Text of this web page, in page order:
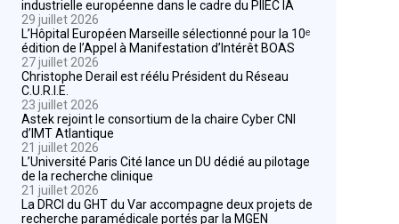
industrielle européenne dans le cadre du PIIEC IA
29 juillet 2026
L’Hôpital Européen Marseille sélectionné pour la 10ᵉ
édition de l’Appel à Manifestation d’Intérêt BOAS
27 juillet 2026
Christophe Derail est réélu Président du Réseau
C.U.R.I.E.
23 juillet 2026
Astek rejoint le consortium de la chaire Cyber CNI
d’IMT Atlantique
21 juillet 2026
L’Université Paris Cité lance un DU dédié au pilotage
de la recherche clinique
21 juillet 2026
La DRCI du GHT du Var accompagne deux projets de
recherche paramédicale portés par la MGEN